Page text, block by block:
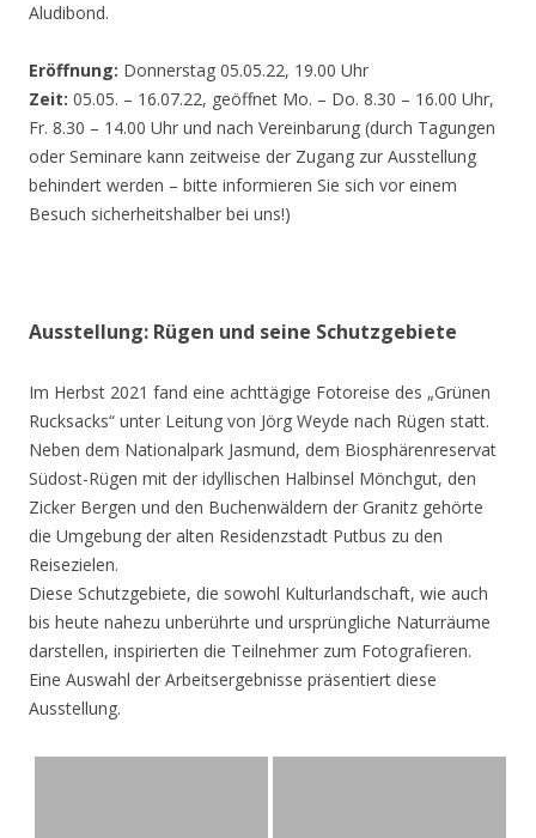
Aludibond.
Eröffnung: Donnerstag 05.05.22, 19.00 Uhr
Zeit: 05.05. – 16.07.22, geöffnet Mo. – Do. 8.30 – 16.00 Uhr,
Fr. 8.30 – 14.00 Uhr und nach Vereinbarung (durch Tagungen
oder Seminare kann zeitweise der Zugang zur Ausstellung
behindert werden – bitte informieren Sie sich vor einem
Besuch sicherheitshalber bei uns!)
Ausstellung: Rügen und seine Schutzgebiete
Im Herbst 2021 fand eine achttägige Fotoreise des „Grünen
Rucksacks“ unter Leitung von Jörg Weyde nach Rügen statt.
Neben dem Nationalpark Jasmund, dem Biosphärenreservat
Südost-Rügen mit der idyllischen Halbinsel Mönchgut, den
Zicker Bergen und den Buchenwäldern der Granitz gehörte
die Umgebung der alten Residenzstadt Putbus zu den
Reisezielen.
Diese Schutzgebiete, die sowohl Kulturlandschaft, wie auch
bis heute nahezu unberührte und ursprüngliche Naturräume
darstellen, inspirierten die Teilnehmer zum Fotografieren.
Eine Auswahl der Arbeitsergebnisse präsentiert diese
Ausstellung.